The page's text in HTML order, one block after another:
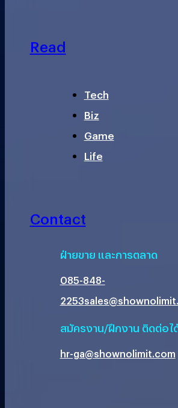
Read
Tech
Biz
Game
Life
Contact
ฝ่ายขาย และการตลาด
085-848-
2253
สมัครงาน/ฝึกงาน ติดต่อไ
hr-ga@shownolimit.com